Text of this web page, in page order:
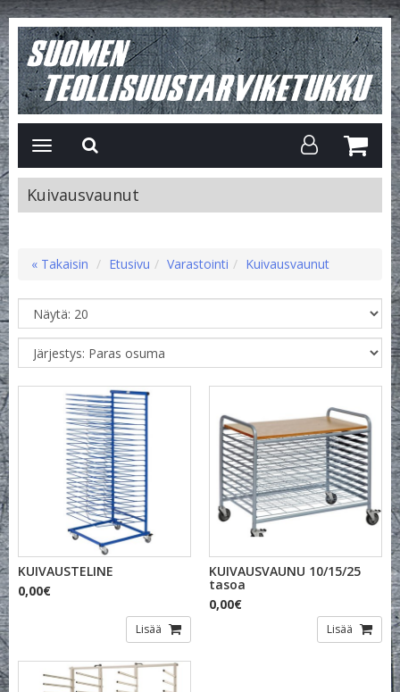
Avaa/Sulje
valikko
Kuivausvaunut
« Takaisin Etusivu Varastointi Kuivausvaunut
KUIVAUSTELINE
0,00€
Lisää
KUIVAUSVAUNU 10/15/25
tasoa
0,00€
Lisää